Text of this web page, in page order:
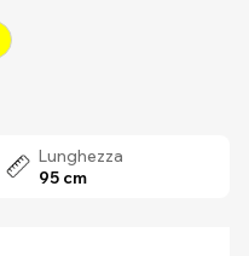
Lunghezza
95 cm